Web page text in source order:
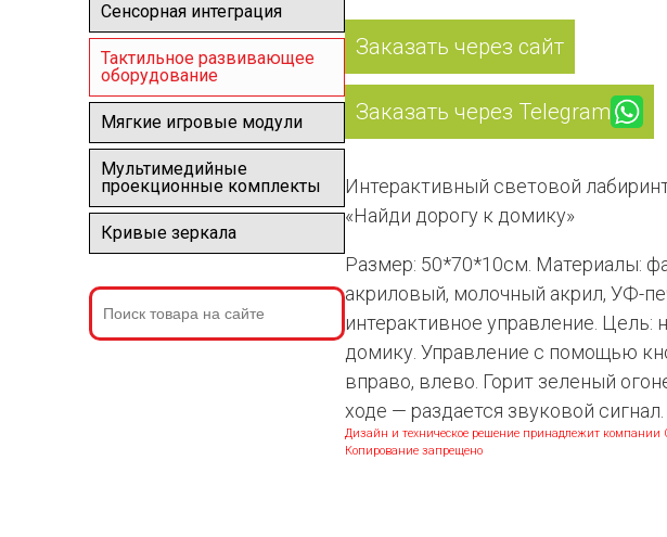
Сенсорная интеграция
Тактильное развивающее
оборудование
Мягкие игровые модули
Мультимедийные
проекционные комплекты
Кривые зеркала
Заказать через сайт
Заказать через Telegram
Интерактивный световой
«Найди дорогу к домику»
Размер: 50*70*10см. Материалы:
акриловый, молочный акрил, УФ-
интерактивное управление. Цель:
домику. Управление с помощью
вправо, влево. Горит зеленый
ходе — раздается звуковой сигнал.
Дизайн и техническое решение принадлежит
Копирование запрещено